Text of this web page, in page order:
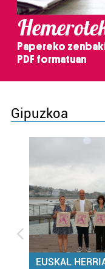
Papereko
PDF formatuan
Gipuzkoa
EUSKAL